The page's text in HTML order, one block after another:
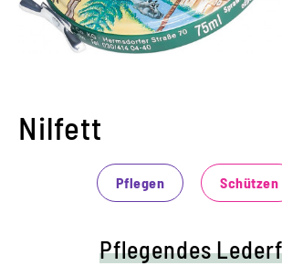
Nilfett
Pflegen Schützen
Pflegendes